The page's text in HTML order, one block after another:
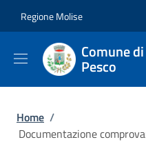
Regione Molise
Comune
Pesco
Briciole di pane
Home /
Documentazione